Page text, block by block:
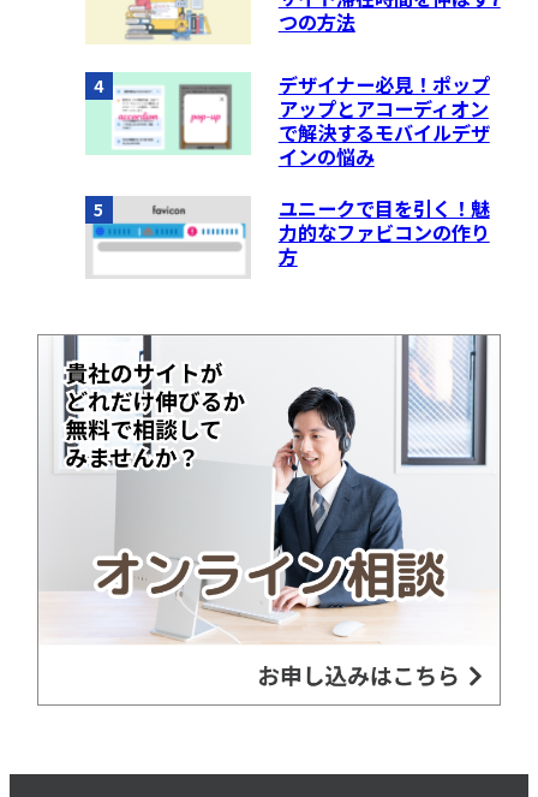
つの方法
4
デザイナー必見！ポップ
アップとアコーディオン
で解決するモバイルデザ
インの悩み
5
ユニークで目を引く！魅
力的なファビコンの作り
方